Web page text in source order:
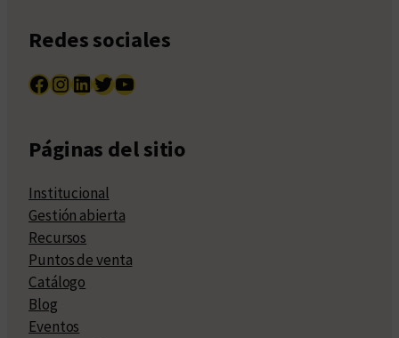
Redes sociales
Facebook InstagramLinkedIn Twitter YouTube
Páginas del sitio
Institucional
Gestión abierta
Recursos
Puntos de venta
Catálogo
Blog
Eventos